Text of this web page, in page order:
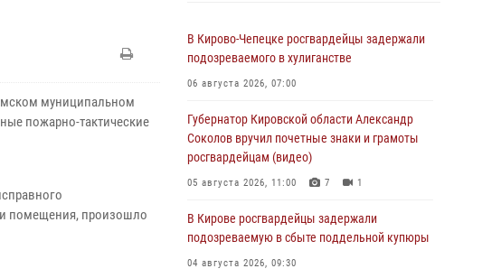
муниципальном
пожарно-тактические
помещения, произошло
В Кирово-Чепецке росгвардейцы задержали
подозреваемого в хулиганстве
06 августа 2026, 07:00
Губернатор Кировской области Александр
Соколов вручил почетные знаки и грамоты
росгвардейцам (видео)
05 августа 2026, 11:00 7 1
В Кирове росгвардейцы задержали
подозреваемую в сбыте поддельной купюры
04 августа 2026, 09:30